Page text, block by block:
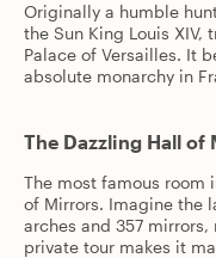
Originally a humble
the Sun King Louis
Palace of Versailles. It
absolute monarchy in
The Dazzling Hall of
The most famous room
of Mirrors. Imagine the
arches and 357
private tour makes it